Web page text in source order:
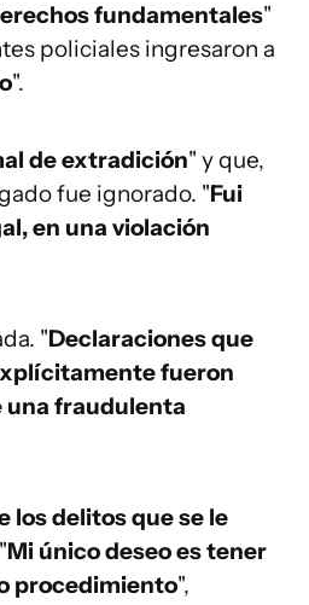
fundamentales"
policiales ingresaron a
".
de extradición" y que,
fue ignorado. "Fui
en una violación
"Declaraciones que
fueron
una fraudulenta
los delitos que se le
Mi único deseo es tener
procedimiento",